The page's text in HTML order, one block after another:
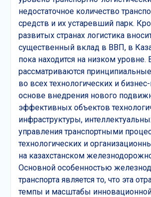
недостаточное количество
средств и их устаревший парк.
развитых странах логистика
существенный вклад в ВВП, в
пока находится на низком уровне.
рассматриваются
во всех технологических и
основе внедрения нового
эффективных объектов
инфраструктуры,
управления транспортными
технологических и
на казахстанском
Основной особенностью
транспорта является то, что эта
темпы и масштабы инновационной